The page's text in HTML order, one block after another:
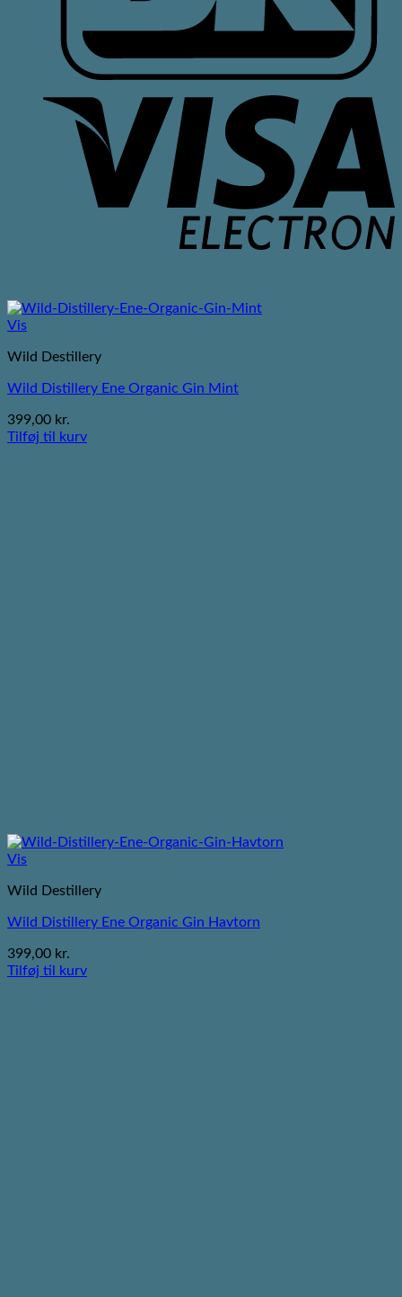
Vis
Wild Destillery
Wild Distillery Ene Organic Gin Mint
399,00 kr.
Tilføj til kurv
Vis
Wild Destillery
Wild Distillery Ene Organic Gin Havtorn
399,00 kr.
Tilføj til kurv